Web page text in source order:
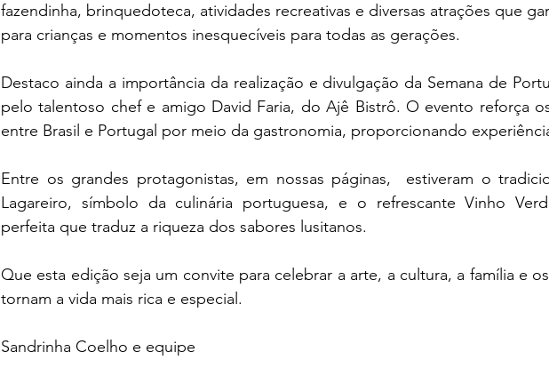
fazendinha, brinquedoteca, atividades recreativas e diversas atrações que
para crianças e momentos inesquecíveis para todas as gerações.
Destaco ainda a importância da realização e divulgação da Semana de
pelo talentoso chef e amigo David Faria, do Ajê Bistrô. O evento reforça
Entre os grandes protagonistas, em nossas páginas,  estiveram o
Lagareiro, símbolo da culinária portuguesa, e o refrescante Vinho
perfeita que traduz a riqueza dos sabores lusitanos.
Que esta edição seja um convite para celebrar a arte, a cultura, a família e
tornam a vida mais rica e especial.
Sandrinha Coelho e equipe